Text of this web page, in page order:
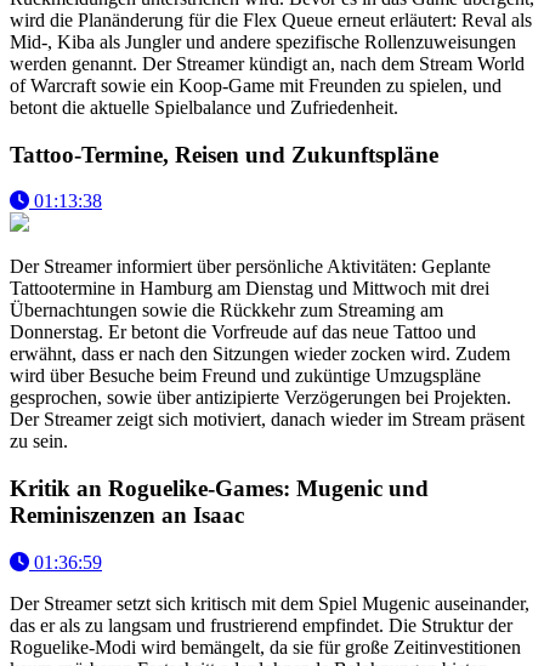
wird die Planänderung für die Flex Queue erneut erläutert: Reval als
Mid-, Kiba als Jungler und andere spezifische Rollenzuweisungen
werden genannt. Der Streamer kündigt an, nach dem Stream World
of Warcraft sowie ein Koop-Game mit Freunden zu spielen, und
betont die aktuelle Spielbalance und Zufriedenheit.
Tattoo-Termine, Reisen und Zukunftspläne
01:13:38
Der Streamer informiert über persönliche Aktivitäten: Geplante
Tattootermine in Hamburg am Dienstag und Mittwoch mit drei
Übernachtungen sowie die Rückkehr zum Streaming am
Donnerstag. Er betont die Vorfreude auf das neue Tattoo und
erwähnt, dass er nach den Sitzungen wieder zocken wird. Zudem
wird über Besuche beim Freund und zuküntige Umzugspläne
gesprochen, sowie über antizipierte Verzögerungen bei Projekten.
Der Streamer zeigt sich motiviert, danach wieder im Stream präsent
zu sein.
Kritik an Roguelike-Games: Mugenic und
Reminiszenzen an Isaac
01:36:59
Der Streamer setzt sich kritisch mit dem Spiel Mugenic auseinander,
das er als zu langsam und frustrierend empfindet. Die Struktur der
Roguelike-Modi wird bemängelt, da sie für große Zeitinvestitionen